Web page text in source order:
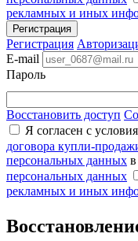
рекламных и иных
Регистрация
Регистрация
E-mail
Пароль
Восстановить доступ
Я согласен с
договора
персональных данных
персональных данных
рекламных и иных